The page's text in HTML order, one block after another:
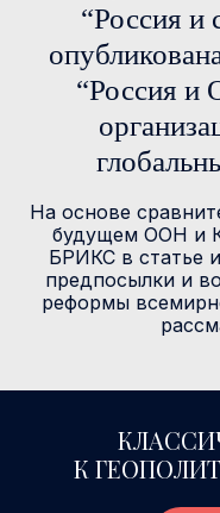
“Россия и
“Россия и
На основе
будущем ООН и
БРИКС в статье
предпосылки и
реформы
К